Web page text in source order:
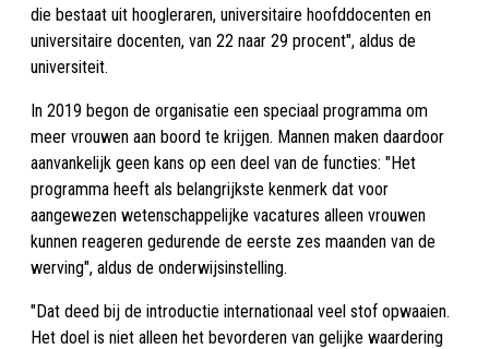
die bestaat uit hoogleraren, universitaire hoofddocenten en
universitaire docenten, van 22 naar 29 procent", aldus de
universiteit.
In 2019 begon de organisatie een speciaal programma om
meer vrouwen aan boord te krijgen. Mannen maken daardoor
aanvankelijk geen kans op een deel van de functies: "Het
programma heeft als belangrijkste kenmerk dat voor
aangewezen wetenschappelijke vacatures alleen vrouwen
kunnen reageren gedurende de eerste zes maanden van de
werving", aldus de onderwijsinstelling.
"Dat deed bij de introductie internationaal veel stof opwaaien.
Het doel is niet alleen het bevorderen van gelijke waardering